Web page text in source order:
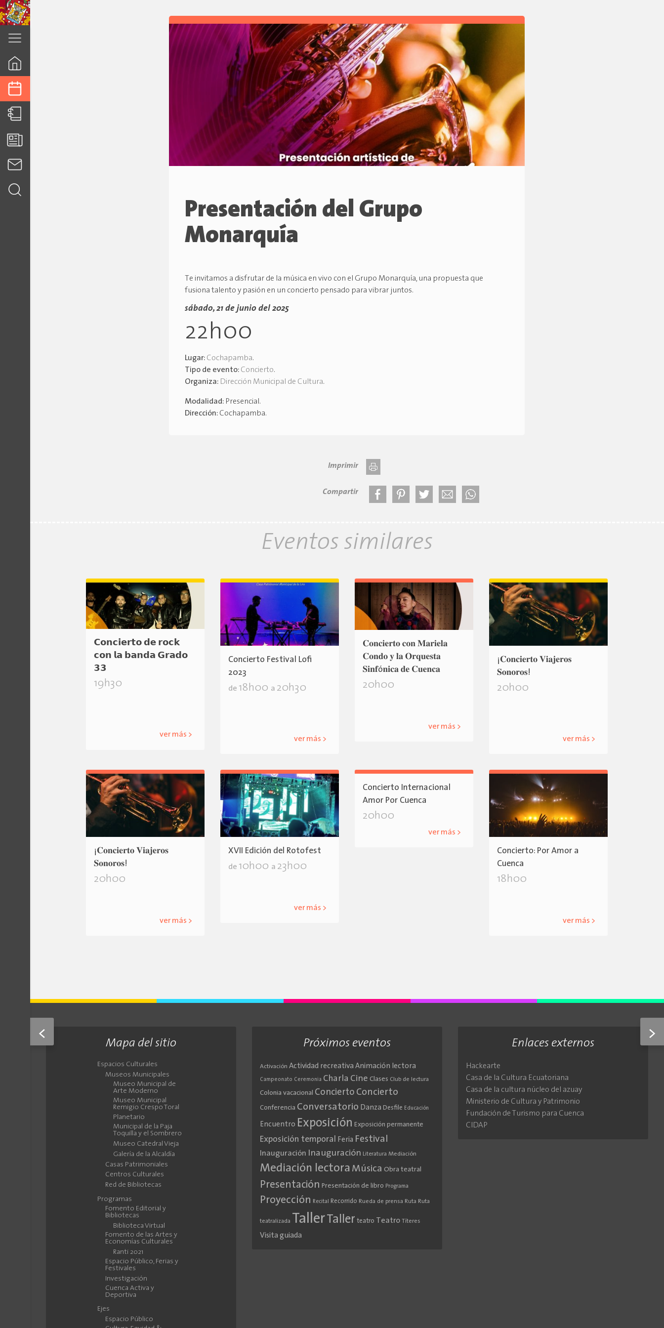
Presentación del Grupo
Monarquía
Te invitamos a disfrutar de la música en vivo con el Grupo Monarquía, una propuesta que
fusiona talento y pasión en un concierto pensado para vibrar juntos.
sábado, 21 de junio del 2025
22h00
Lugar: Cochapamba.
Tipo de evento: Concierto.
Organiza: Dirección Municipal de Cultura.
Modalidad: Presencial.
Dirección: Cochapamba.
Imprimir
Compartir
< >
Eventos similares
𝗖𝗼𝗻𝗰𝗶𝗲𝗿𝘁𝗼 𝗱𝗲 𝗿𝗼𝗰𝗸
𝗰𝗼𝗻 𝗹𝗮 𝗯𝗮𝗻𝗱𝗮 𝗚𝗿𝗮𝗱𝗼
𝟯𝟯
19h30
ver más >
Concierto Festival Lofi
2023
de 18h00 a 20h30
ver más >
𝐂𝐨𝐧𝐜𝐢𝐞𝐫𝐭𝐨 𝐜𝐨𝐧 𝐌𝐚𝐫𝐢𝐞𝐥𝐚
𝐂𝐨𝐧𝐝𝐨 𝐲 𝐥𝐚 𝐎𝐫𝐪𝐮𝐞𝐬𝐭𝐚
𝐒𝐢𝐧𝐟ó𝐧𝐢𝐜𝐚 𝐝𝐞 𝐂𝐮𝐞𝐧𝐜𝐚
20h00
ver más >
¡𝐂𝐨𝐧𝐜𝐢𝐞𝐫𝐭𝐨 𝐕𝐢𝐚𝐣𝐞𝐫𝐨𝐬
𝐒𝐨𝐧𝐨𝐫𝐨𝐬!
20h00
ver más >
¡𝐂𝐨𝐧𝐜𝐢𝐞𝐫𝐭𝐨 𝐕𝐢𝐚𝐣𝐞𝐫𝐨𝐬
𝐒𝐨𝐧𝐨𝐫𝐨𝐬!
20h00
ver más >
XVII Edición del Rotofest
de 10h00 a 23h00
ver más >
Concierto Internacional
Amor Por Cuenca
20h00
ver más >
Concierto: Por Amor a
Cuenca
18h00
ver más >
Mapa del sitio
Espacios Culturales
Museos Municipales
Museo Municipal de
Arte Moderno
Museo Municipal
Remigio Crespo Toral
Planetario
Municipal de la Paja
Toquilla y el Sombrero
Museo Catedral Vieja
Galería de la Alcaldía
Casas Patrimoniales
Centros Culturales
Red de Bibliotecas
Programas
Fomento Editorial y
Bibliotecas
Biblioteca Virtual
Fomento de las Artes y
Economías Culturales
Ranti 2021
Espacio Público, Ferias y
Festivales
Investigación
Cuenca Activa y
Deportiva
Ejes
Espacio Público
Próximos eventos
Activación Actividad recreativa Animación lectora
Campeonato Ceremonia Charla Cine Clases Club de lectura
Colonia vacacional Concierto Concierto
Conferencia Conversatorio Danza Desfile Educación
Encuentro Exposición Exposición permanente
Exposición temporal Feria Festival
Inauguración Inauguración Literatura Mediación
Mediación lectora Música Obra teatral
Presentación Presentación de libro Programa
Proyección Recital Recorrido Rueda de prensa Ruta Ruta
teatralizada Taller Taller teatro Teatro Títeres
Visita guiada
Enlaces externos
Hackearte
Casa de la Cultura Ecuatoriana
Casa de la cultura núcleo del azuay
Ministerio de Cultura y Patrimonio
Fundación de Turismo para Cuenca
CIDAP